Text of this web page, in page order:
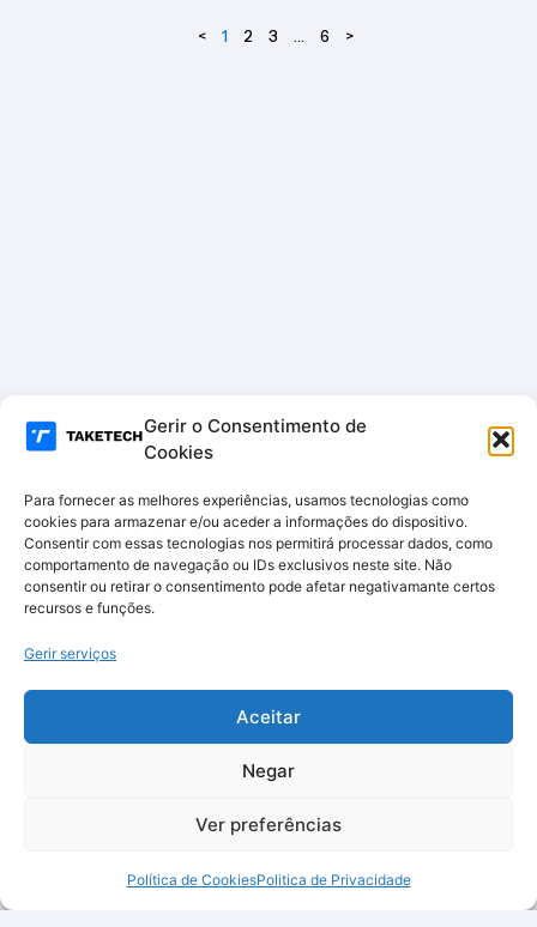
Gerir o Consentimento de
Cookies
Para fornecer as melhores experiências, usamos tecnologias como
cookies para armazenar e/ou aceder a informações do dispositivo.
Consentir com essas tecnologias nos permitirá processar dados, como
comportamento de navegação ou IDs exclusivos neste site. Não
consentir ou retirar o consentimento pode afetar negativamante certos
recursos e funções.
Gerir serviços
Aceitar
Negar
Ver preferências
Política de CookiesPolitica de Privacidade
XS-
< 1 2 3 … 6 >